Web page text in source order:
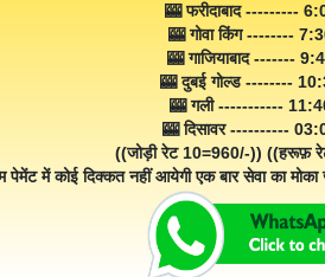
🎰 फरीदाबाद ---------
🎰 गोवा किंग --------
🎰 गाजियाबाद -------
🎰 दुबई गोल्ड --------
🎰 गली -----------
🎰 दिसावर ----------
((जोड़ी रेट 10=960/-)) ((हरूफ़
पेमेंट में कोई दिक्कत नहीं आयेगी एक बार सेवा का